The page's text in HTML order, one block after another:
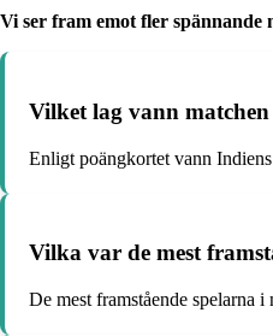
Vi ser fram emot fler spännande
Vilket lag vann
Enligt poängkortet vann
Vilka var de mest
De mest framstående spelarna